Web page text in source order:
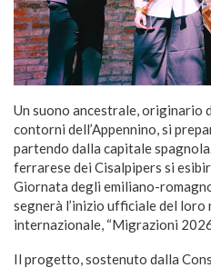
Un suono ancestrale, originario
contorni dell’Appennino, si
partendo dalla capitale
ferrarese dei Cisalpipers si
Giornata degli emiliano-
segnerà l’inizio ufficiale del
internazionale, “Migrazioni
Il progetto, sostenuto dalla